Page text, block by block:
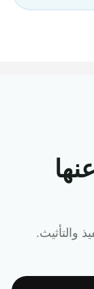
والتأثيث.